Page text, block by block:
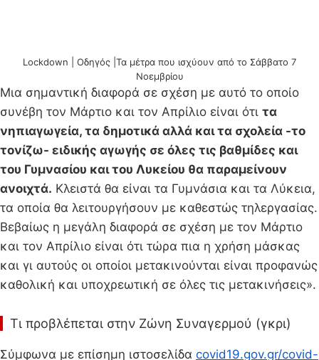
Lockdown | Oδηγός |Τα μέτρα που ισχύουν από το Σάββατο 7
Νοεμβρίου
Μια σημαντική διαφορά σε σχέση με αυτό το οποίο
συνέβη τον Μάρτιο και τον Απρίλιο είναι ότι τα
νηπιαγωγεία, τα δημοτικά αλλά και τα σχολεία -το
τονίζω- ειδικής αγωγής σε όλες τις βαθμίδες και
του Γυμνασίου και του Λυκείου θα παραμείνουν
ανοιχτά. Κλειστά θα είναι τα Γυμνάσια και τα Λύκεια,
τα οποία θα λειτουργήσουν με καθεστώς τηλεργασίας.
Βεβαίως η μεγάλη διαφορά σε σχέση με τον Μάρτιο
και τον Απρίλιο είναι ότι τώρα πια η χρήση μάσκας
και γι αυτούς οι οποίοι μετακινούνται είναι προφανώς
καθολική και υποχρεωτική σε όλες τις μετακινήσεις».
Τι προβλέπεται στην Ζώνη Συναγερμού (γκρι)
Σύμφωνα με επίσημη ιστοσελίδα covid19.gov.gr/covid-